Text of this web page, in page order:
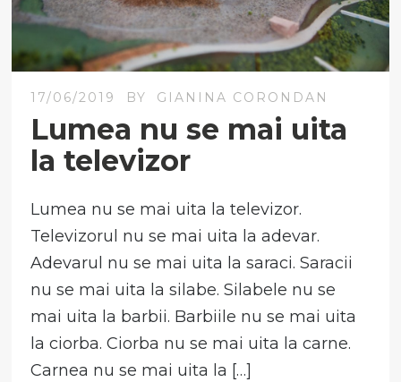
17/06/2019 BY GIANINA CORONDAN
Lumea nu se mai uita
la televizor
Lumea nu se mai uita la televizor.
Televizorul nu se mai uita la adevar.
Adevarul nu se mai uita la saraci. Saracii
nu se mai uita la silabe. Silabele nu se
mai uita la barbii. Barbiile nu se mai uita
la ciorba. Ciorba nu se mai uita la carne.
Carnea nu se mai uita la […]